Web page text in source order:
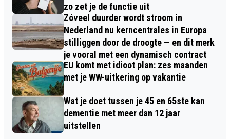
zo zet je de functie uit
Zóveel duurder wordt stroom in
Nederland nu kerncentrales in Europa
stilliggen door de droogte — en dit merk
je vooral met een dynamisch contract
EU komt met idioot plan: zes maanden
met je WW-uitkering op vakantie
Wat je doet tussen je 45 en 65ste kan
dementie met meer dan 12 jaar
uitstellen